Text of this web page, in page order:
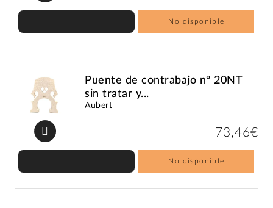
No disponible
Puente de contrabajo nº 20NT
sin tratar y...
Aubert
73,46€
No disponible